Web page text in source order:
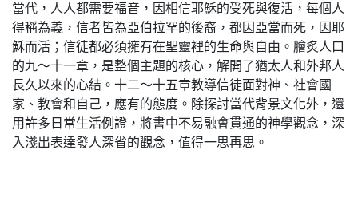
當代，人人都需要福音，因相信耶穌的受死與復活，每個人
得稱為義，信者皆為亞伯拉罕的後裔，都因亞當而死，因耶
穌而活；信徒都必須擁有在聖靈裡的生命與自由。膾炙人口
的九～十一章，是整個主題的核心，解開了猶太人和外邦人
長久以來的心結。十二～十五章教導信徒面對神、社會國
家、教會和自己，應有的態度。除探討當代背景文化外，還
用許多日常生活例證，將書中不易融會貫通的神學觀念，深
入淺出表達發人深省的觀念，值得一思再思。